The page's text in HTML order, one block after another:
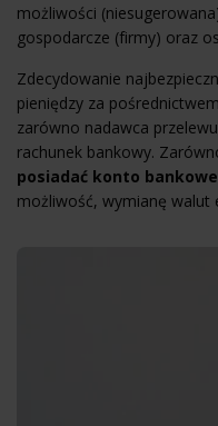
możliwości
gospodarcze (firmy) oraz
Zdecydowanie
pieniędzy za
zarówno nadawca
rachunek bankowy.
posiadać konto bankowe
możliwość, wymianę walut